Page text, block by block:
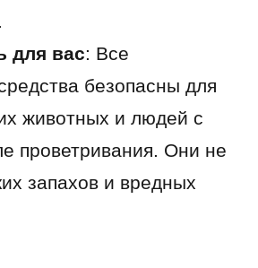
для вас: Все
безопасны для
животных и людей с
проветривания. Они не
запахов и вредных